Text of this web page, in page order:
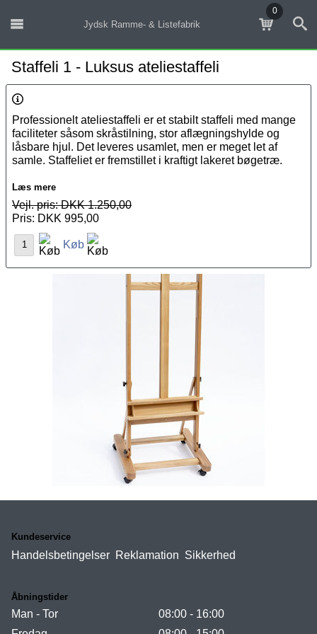
Jydsk Ramme- & Listefabrik
0
Staffeli 1 - Luksus ateliestaffeli
Professionelt ateliestaffeli er et stabilt staffeli med mange
faciliteter såsom skråstilning, stor aflægningshylde og
låsbare hjul. Det leveres usamlet, men er meget let af
samle. Staffeliet er fremstillet i kraftigt lakeret bøgetræ.
Max billedhøjde: 122 cm.
Højde min: 176 cm.
Højde max: 245 cm.
Grundstørrelse: 60*56 cm.
Læs mere
Vejl. pris: DKK 1.250,00
Pris: DKK 995,00
Køb
Kundeservice
Handelsbetingelser Reklamation Sikkerhed
Åbningstider
Man - Tor
08:00 - 16:00